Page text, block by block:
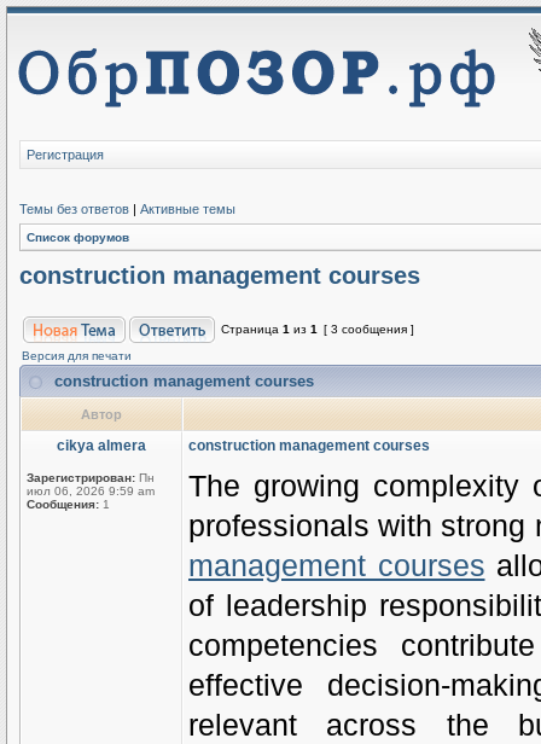
Регистрация
Темы без ответов | Активные темы
Список форумов
construction management courses
Страница 1 из 1
[ 3 сообщения ]
Версия для печати
construction management courses
Автор
cikya almera
Зарегистрирован: Пн
июл 06, 2026 9:59 am
Сообщения: 1
construction management courses
The growing complexity
professionals with
management courses
of leadership
competencies
effective decision-
relevant across the